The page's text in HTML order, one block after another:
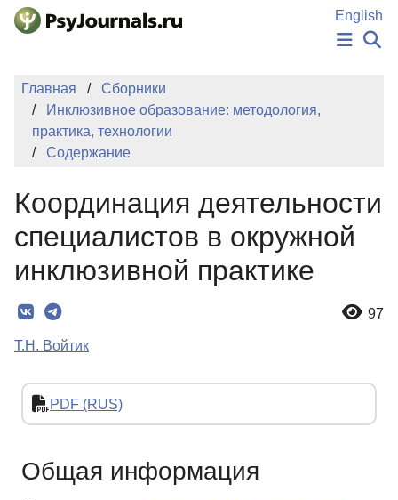
Перейти к основному содержанию
English
НОВОСТИ
Регистрация
Вход
Главная
Сборники
Инклюзивное образование: методология,
практика, технологии
Содержание
Координация деятельности
специалистов в окружной
инклюзивной практике
97
Т.Н. Войтик
PDF (RUS)
Общая информация